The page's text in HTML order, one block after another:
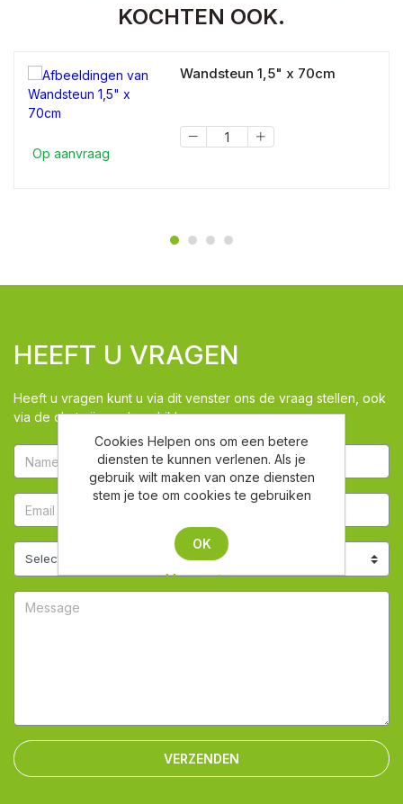
KOCHTEN OOK.
Op aanvraag
Wandsteun 1,5" x 70cm
HEEFT U VRAGEN
Heeft u vragen kunt u via dit venster ons de vraag stellen, ook
via de chat zijn we beschikbaar
VERZENDEN
Cookies Helpen ons om een betere
diensten te kunnen verlenen. Als je
gebruik wilt maken van onze diensten
stem je toe om cookies te gebruiken
OK
Meer weten